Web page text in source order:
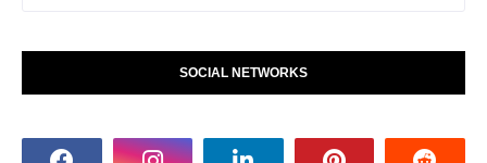
SOCIAL NETWORKS